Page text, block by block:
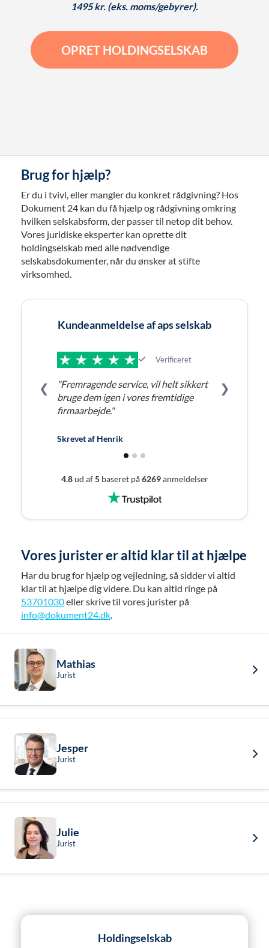
1495 kr. (eks. moms/gebyrer).
OPRET HOLDINGSELSKAB
Brug for hjælp?
Er du i tvivl, eller mangler du konkret rådgivning? Hos
Dokument 24 kan du få hjælp og rådgivning omkring
hvilken selskabsform, der passer til netop dit behov.
Vores juridiske eksperter kan oprette dit
holdingselskab med alle nødvendige
selskabsdokumenter, når du ønsker at stifte
virksomhed.
Kundeanmeldelse af aps selskab
❮ ❯
Verificeret
"Fremragende service, vil helt sikkert
bruge dem igen i vores fremtidige
firmaarbejde."
Skrevet af Henrik
4.8ud af5baseret på6269anmeldelser
Vores jurister er altid klar til at hjælpe
Har du brug for hjælp og vejledning, så sidder vi altid
klar til at hjælpe dig videre. Du kan altid ringe på
53701030eller skrive til vores jurister på
info@dokument24.dk.
Mathias
Jurist
Jesper
Jurist
Julie
Jurist
Holdingselskab